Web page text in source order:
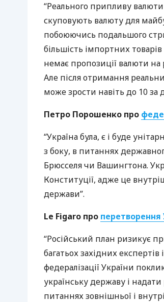
“Реального припливу
скуповують валюту для
побоюючись подальшого
більшість імпортних
немає пропозиції валюти на
Але після отримання
може зрости навіть до 10 за
Петро Порошенко про
“Україна була, є і буде
з боку, в питаннях
Брюсселя чи Вашингтона.
Конституції, адже це
держави”.
Le Figaro про перетворення
“Російський план ризикує
багатьох західних
федералізації України
українську державу і
питаннях зовнішньої і